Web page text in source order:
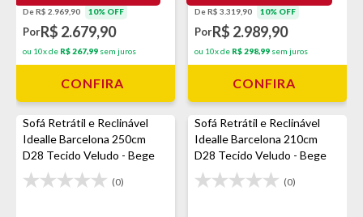
De R$ 2.969,90 10% OFF
PorR$ 2.679,90
ou 10x de R$ 267,99 sem juros
CONFIRA
De R$ 3.319,90 10% OFF
PorR$ 2.989,90
ou 10x de R$ 298,99 sem juros
CONFIRA
Sofá Retrátil e Reclinável
Idealle Barcelona 250cm
D28 Tecido Veludo - Bege
(0)
Sofá Retrátil e Reclinável
Idealle Barcelona 210cm
D28 Tecido Veludo - Bege
(0)